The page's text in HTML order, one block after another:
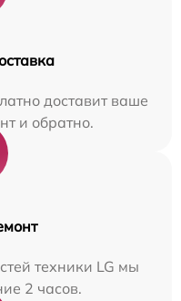
доставит ваше
и обратно.
техники LG мы
2 часов.